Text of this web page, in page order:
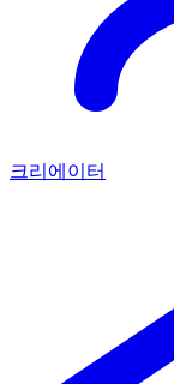
크리에이터